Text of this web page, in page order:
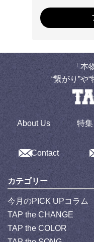
「本
“繋がり”や
About Us 特集
Contact
カテゴリー
今月のPICK UPコラム
TAP the CHANGE
TAP the COLOR